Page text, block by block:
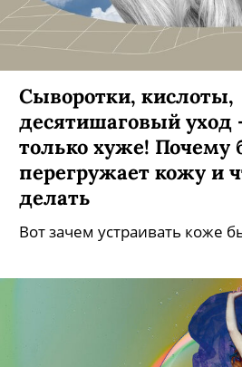
Сыворотки, кислоты,
десятишаговый уход
только хуже! Почему
перегружает кожу и
делать
Вот зачем устраивать коже